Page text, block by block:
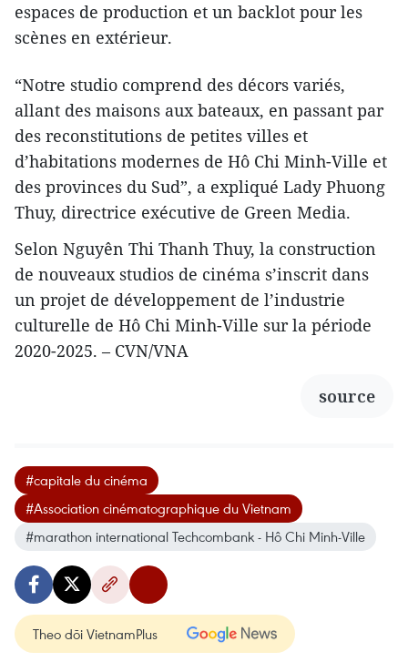
espaces de production et un backlot pour les
scènes en extérieur.
“Notre studio comprend des décors variés,
allant des maisons aux bateaux, en passant par
des reconstitutions de petites villes et
d’habitations modernes de Hô Chi Minh-Ville et
des provinces du Sud”, a expliqué Lady Phuong
Thuy, directrice exécutive de Green Media.
Selon Nguyên Thi Thanh Thuy, la construction
de nouveaux studios de cinéma s’inscrit dans
un projet de développement de l’industrie
culturelle de Hô Chi Minh-Ville sur la période
2020-2025. – CVN/VNA
source
#capitale du cinéma
#Association cinématographique du Vietnam
#marathon international Techcombank - Hô Chi Minh-Ville
Theo dõi VietnamPlus